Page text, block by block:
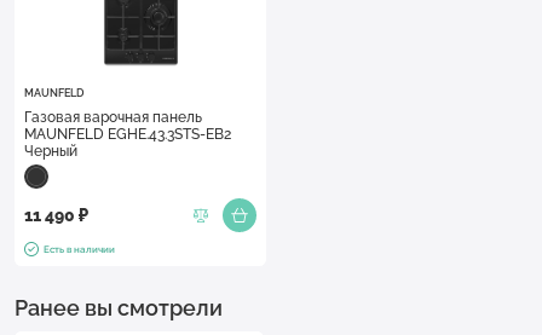
MAUNFELD
Газовая варочная панель
MAUNFELD EGHE.43.3STS-EB2
Черный
11 490 ₽
Есть в наличии
Ранее вы смотрели